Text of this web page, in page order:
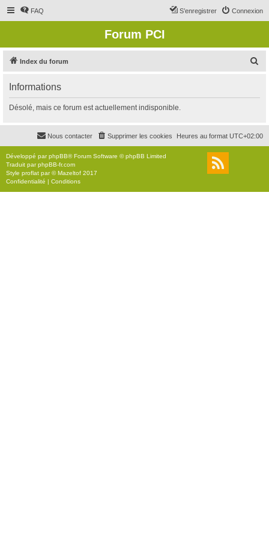
FAQ Connexion
S’enregistrer
Forum PCI
Index du forum
r
c
r
Informations
Désolé, mais ce forum est actuellement indisponible.
Heures au format UTC+02:00
Supprimer les cookies
Nous contacter
Développé parphpBB® Forum Software © phpBB Limited
Traduit parphpBB-fr.com
Style proflat par ©Mazeltof 2017
Confidentialité | Conditions